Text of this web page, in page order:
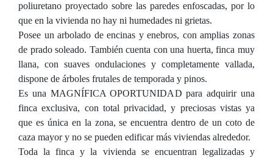
poliuretano proyectado sobre las paredes enfoscadas, por lo
que en la vivienda no hay ni humedades ni grietas.
Posee un arbolado de encinas y enebros, con amplias zonas
de prado soleado. También cuenta con una huerta, finca muy
llana, con suaves ondulaciones y completamente vallada,
dispone de árboles frutales de temporada y pinos.
Es una MAGNÍFICA OPORTUNIDAD para adquirir una
finca exclusiva, con total privacidad, y preciosas vistas ya
que es única en la zona, se encuentra dentro de un coto de
caza mayor y no se pueden edificar más viviendas alrededor.
Toda la finca y la vivienda se encuentran legalizadas y